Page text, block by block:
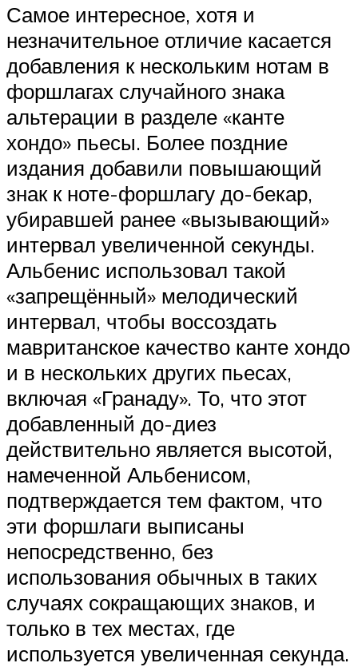
Самое интересное, хотя и
незначительное отличие касается
добавления к нескольким нотам в
форшлагах случайного знака
альтерации в разделе «канте
хондо» пьесы. Более поздние
издания добавили повышающий
знак к ноте-форшлагу до-бекар,
убиравшей ранее «вызывающий»
интервал увеличенной секунды.
Альбенис использовал такой
«запрещённый» мелодический
интервал, чтобы воссоздать
мавританское качество канте хондо
и в нескольких других пьесах,
включая «Гранаду». То, что этот
добавленный до-диез
действительно является высотой,
намеченной Альбенисом,
подтверждается тем фактом, что
эти форшлаги выписаны
непосредственно, без
использования обычных в таких
случаях сокращающих знаков, и
только в тех местах, где
используется увеличенная секунда.